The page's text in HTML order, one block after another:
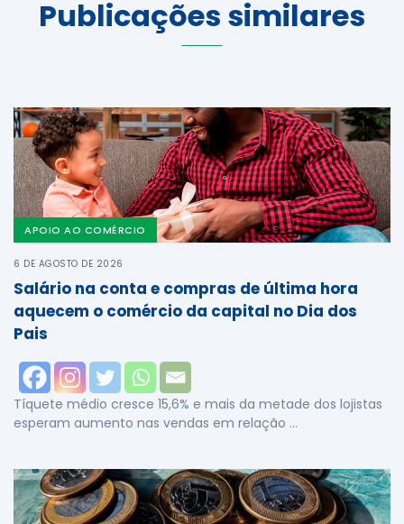
Publicações similares
APOIO AO COMÉRCIO
6 DE AGOSTO DE 2026
Salário na conta e compras de última hora
aquecem o comércio da capital no Dia dos
Pais
Tíquete médio cresce 15,6% e mais da metade dos lojistas
esperam aumento nas vendas em relação …